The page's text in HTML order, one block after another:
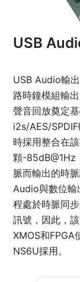
USB
USB Audio輸
路時鐘模組輸
聲音回放奠定
i2s/AES/
時採用整合在
顆-85dB@1Hz
脈而輸出的時
Audio與數位輸
程處於時脈同
訊號，因此，
XMOS和FPGA
NS6U採用。